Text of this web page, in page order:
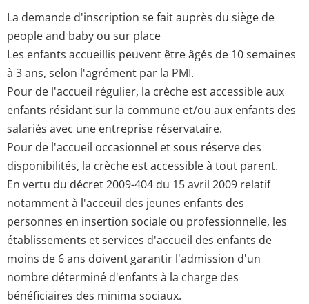
La demande d'inscription se fait auprès du siège de
people and baby ou sur place
Les enfants accueillis peuvent être âgés de 10 semaines
à 3 ans, selon l'agrément par la PMI.
Pour de l'accueil régulier, la crèche est accessible aux
enfants résidant sur la commune et/ou aux enfants des
salariés avec une entreprise réservataire.
Pour de l'accueil occasionnel et sous réserve des
disponibilités, la crèche est accessible à tout parent.
En vertu du décret 2009-404 du 15 avril 2009 relatif
notamment à l'acceuil des jeunes enfants des
personnes en insertion sociale ou professionnelle, les
établissements et services d'accueil des enfants de
moins de 6 ans doivent garantir l'admission d'un
nombre déterminé d'enfants à la charge des
bénéficiaires des minima sociaux.